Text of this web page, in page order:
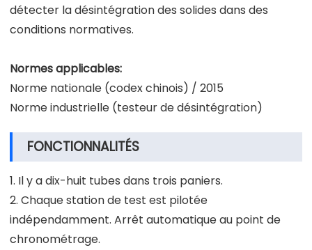
détecter la désintégration des solides dans des
conditions normatives.
Normes applicables:
Norme nationale (codex chinois) / 2015
Norme industrielle (testeur de désintégration)
FONCTIONNALITÉS
1. Il y a dix-huit tubes dans trois paniers.
2. Chaque station de test est pilotée
indépendamment. Arrêt automatique au point de
chronométrage.